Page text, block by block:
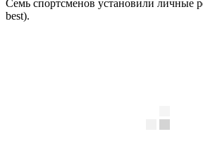
Семь спортсменов установили личные
best).